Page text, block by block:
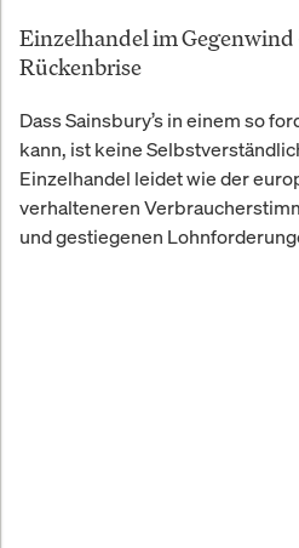
Einzelhandel im Gegenwind
Rückenbrise
Dass Sainsbury’s in einem so
kann, ist keine
Einzelhandel leidet wie der
verhalteneren
und gestiegenen